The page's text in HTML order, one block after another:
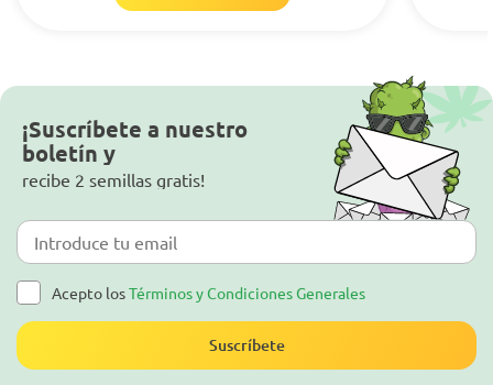
¡Suscríbete a nuestro
boletín y
recibe 2 semillas gratis!
Acepto losTérminos y Condiciones Generales
Suscríbete